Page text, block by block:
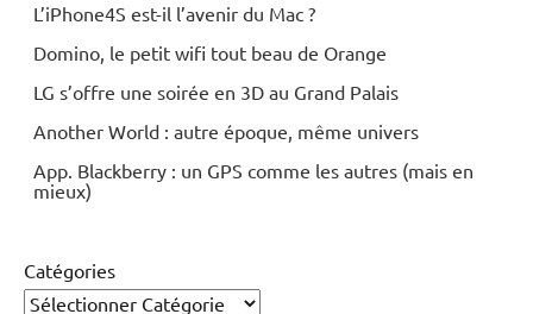
L’iPhone4S est-il l’avenir du Mac ?
Domino, le petit wifi tout beau de Orange
LG s’offre une soirée en 3D au Grand Palais
Another World : autre époque, même univers
App. Blackberry : un GPS comme les autres (mais en
mieux)
Catégories